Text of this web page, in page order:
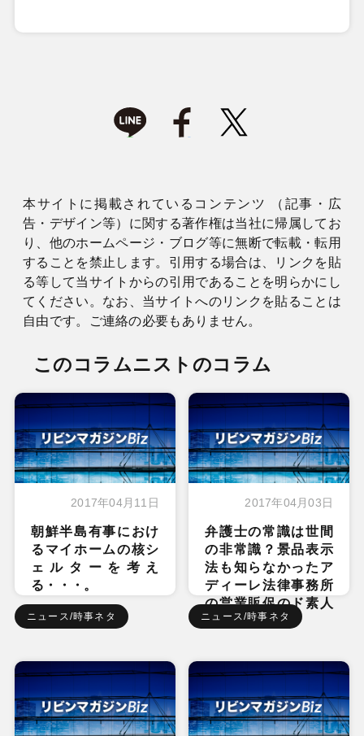
本サイトに掲載されているコンテンツ （記事・広
告・デザイン等）に関する著作権は当社に帰属してお
り、他のホームページ・ブログ等に無断で転載・転用
することを禁止します。引用する場合は、リンクを貼
る等して当サイトからの引用であることを明らかにし
てください。なお、当サイトへのリンクを貼ることは
自由です。ご連絡の必要もありません。
このコラムニストのコラム
2017年04月11日
朝鮮半島有事におけ
るマイホームの核シ
ェルターを考え
る・・・。
ニュース/時事ネタ
2017年04月03日
弁護士の常識は世間
の非常識？景品表示
法も知らなかったア
ディーレ法律事務所
の営業販促のド素人
ぶり
ニュース/時事ネタ